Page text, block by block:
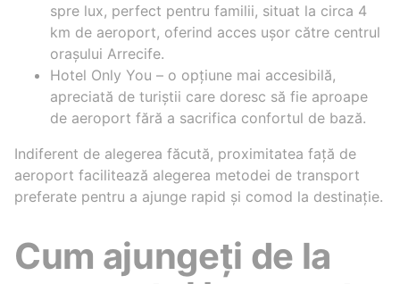
spre lux, perfect pentru familii, situat la circa 4
km de aeroport, oferind acces ușor către centrul
orașului Arrecife.
Hotel Only You – o opțiune mai accesibilă,
apreciată de turiștii care doresc să fie aproape
de aeroport fără a sacrifica confortul de bază.
Indiferent de alegerea făcută, proximitatea față de
aeroport facilitează alegerea metodei de transport
preferate pentru a ajunge rapid și comod la destinație.
Cum ajungeți de la